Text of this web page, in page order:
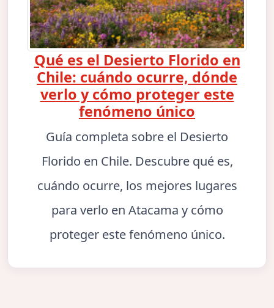
Qué es el Desierto Florido en
Chile: cuándo ocurre, dónde
verlo y cómo proteger este
fenómeno único
Guía completa sobre el Desierto
Florido en Chile. Descubre qué es,
cuándo ocurre, los mejores lugares
para verlo en Atacama y cómo
proteger este fenómeno único.